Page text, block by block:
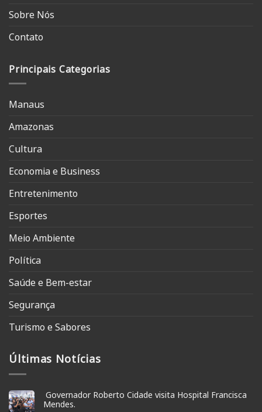
Sobre Nós
Contato
Principais Categorias
Manaus
Amazonas
Cultura
Economia e Business
Entretenimento
Esportes
Meio Ambiente
Política
Saúde e Bem-estar
Segurança
Turismo e Sabores
Últimas Notícias
Governador Roberto Cidade visita Hospital Francisca
Mendes.